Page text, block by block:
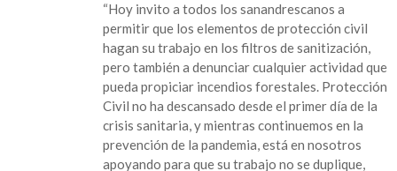
“Hoy invito a todos los sanandrescanos a
permitir que los elementos de protección civil
hagan su trabajo en los filtros de sanitización,
pero también a denunciar cualquier actividad que
pueda propiciar incendios forestales. Protección
Civil no ha descansado desde el primer día de la
crisis sanitaria, y mientras continuemos en la
prevención de la pandemia, está en nosotros
apoyando para que su trabajo no se duplique,